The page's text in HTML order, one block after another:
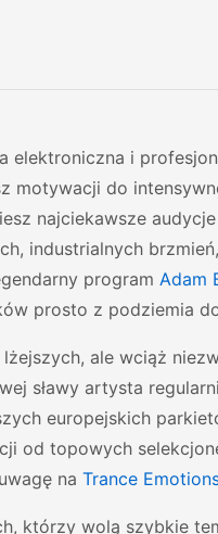
elektroniczna i
motywacji do
najciekawsze
industrialnych
program Adam
prosto z podziemia
lżejszych, ale wciąż
sławy artysta
europejskich
od topowych
na Trance
którzy wolą szybkie